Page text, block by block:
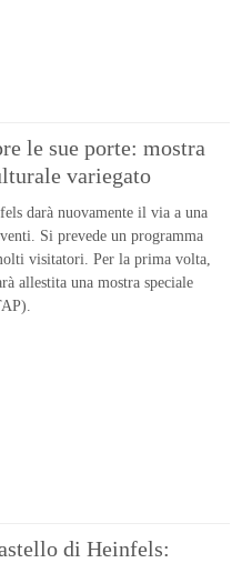
le sue porte: mostra
variegato
darà nuovamente il via a una
Si prevede un programma
visitatori. Per la prima volta,
allestita una mostra speciale
di Heinfels: